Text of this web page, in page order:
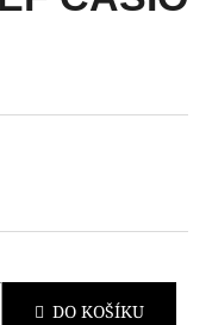
DO KOŠÍKU